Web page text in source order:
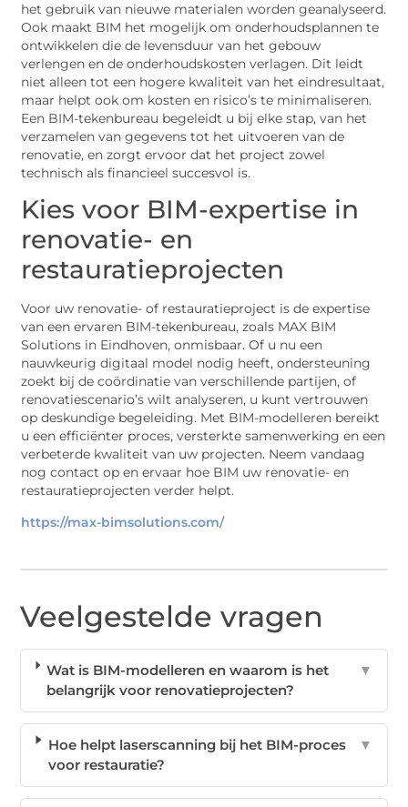
het gebruik van nieuwe materialen worden geanalyseerd.
Ook maakt BIM het mogelijk om onderhoudsplannen te
ontwikkelen die de levensduur van het gebouw
verlengen en de onderhoudskosten verlagen. Dit leidt
niet alleen tot een hogere kwaliteit van het eindresultaat,
maar helpt ook om kosten en risico’s te minimaliseren.
Een BIM-tekenbureau begeleidt u bij elke stap, van het
verzamelen van gegevens tot het uitvoeren van de
renovatie, en zorgt ervoor dat het project zowel
technisch als financieel succesvol is.
Kies voor BIM-expertise in
renovatie- en
restauratieprojecten
Voor uw renovatie- of restauratieproject is de expertise
van een ervaren BIM-tekenbureau, zoals MAX BIM
Solutions in Eindhoven, onmisbaar. Of u nu een
nauwkeurig digitaal model nodig heeft, ondersteuning
zoekt bij de coördinatie van verschillende partijen, of
renovatiescenario’s wilt analyseren, u kunt vertrouwen
op deskundige begeleiding. Met BIM-modelleren bereikt
u een efficiënter proces, versterkte samenwerking en een
verbeterde kwaliteit van uw projecten. Neem vandaag
nog contact op en ervaar hoe BIM uw renovatie- en
restauratieprojecten verder helpt.
https://max-bimsolutions.com/
Veelgestelde vragen
Wat is BIM-modelleren en waarom is het
belangrijk voor renovatieprojecten?
▼
Hoe helpt laserscanning bij het BIM-proces
voor restauratie?
▼